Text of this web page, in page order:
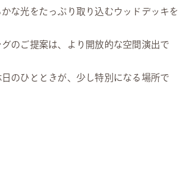
な光をたっぷり取り込むウッドデッキを
のご提案は、より開放的な空間演出で
のひとときが、少し特別になる場所で